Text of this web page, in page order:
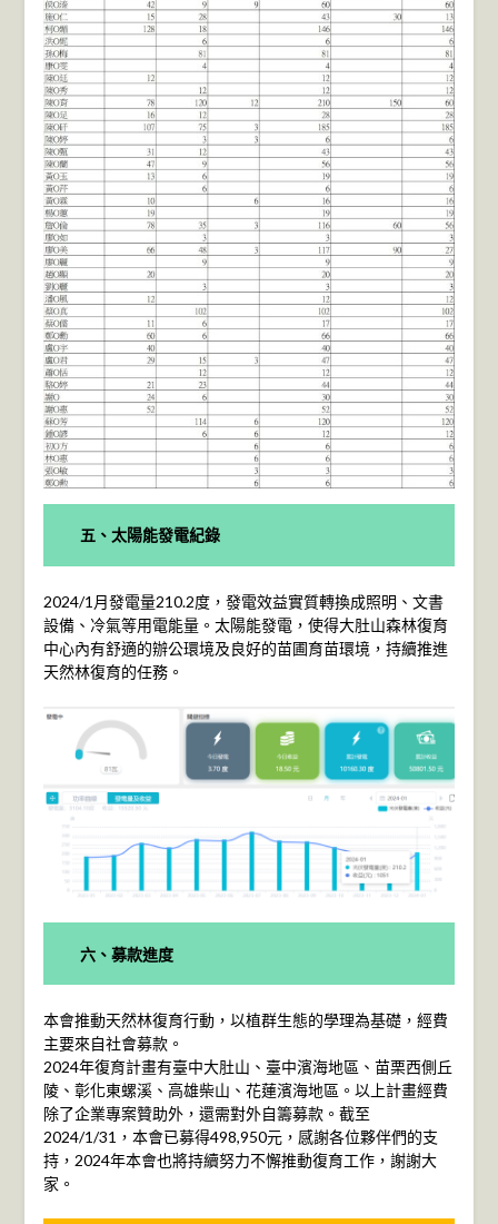
五、太陽能發電紀錄
2024/1月發電量210.2度，發電效益實質轉換成照明、文書
設備、冷氣等用電能量。太陽能發電，使得大肚山森林復育
中心內有舒適的辦公環境及良好的苗圃育苗環境，持續推進
天然林復育的任務。
六、募款進度
本會推動天然林復育行動，以植群生態的學理為基礎，經費
主要來自社會募款。
2024年復育計畫有臺中大肚山、臺中濱海地區、苗栗西側丘
陵、彰化東螺溪、高雄柴山、花蓮濱海地區。以上計畫經費
除了企業專案贊助外，還需對外自籌募款。截至
2024/1/31，本會已募得498,950元，感謝各位夥伴們的支
持，2024年本會也將持續努力不懈推動復育工作，謝謝大
家。